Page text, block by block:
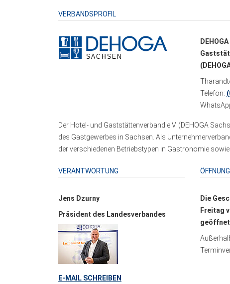
VERBANDSPROFIL
Telefon:
Der Hotel- und Gaststättenverband e.V. (DEHOGA
des Gastgewerbes in Sachsen. Als
der verschiedenen Betriebstypen in Gastronomie sowie
VERANTWORTUNG
Jens Dzurny
Präsident des Landesverbandes
E-MAIL SCHREIBEN
Die
Freitag
geöffnet